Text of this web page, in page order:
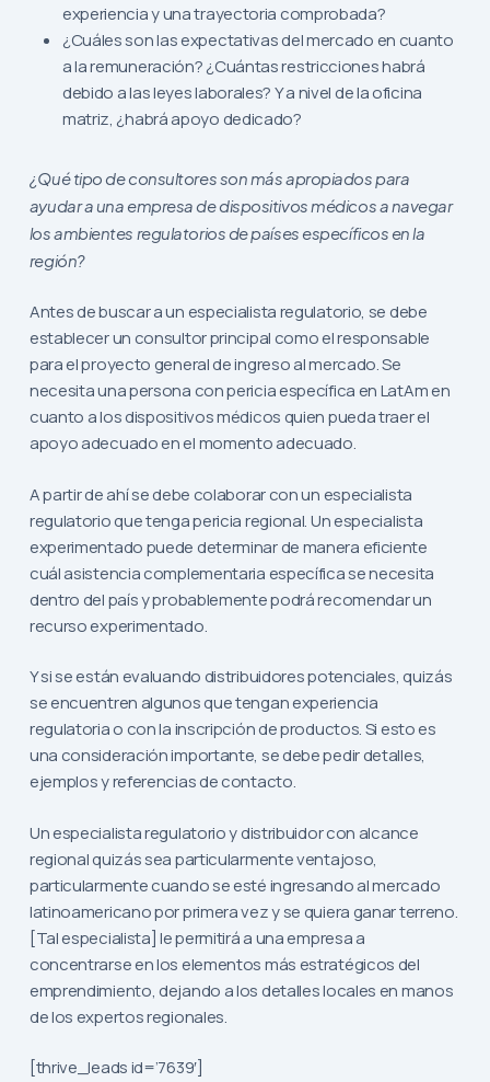
experiencia y una trayectoria comprobada?
¿Cuáles son las expectativas del mercado en cuanto
a la remuneración? ¿Cuántas restricciones habrá
debido a las leyes laborales? Y a nivel de la oficina
matriz, ¿habrá apoyo dedicado?
¿Qué tipo de consultores son más apropiados para
ayudar a una empresa de dispositivos médicos a navegar
los ambientes regulatorios de países específicos en la
región?
Antes de buscar a un especialista regulatorio, se debe
establecer un consultor principal como el responsable
para el proyecto general de ingreso al mercado. Se
necesita una persona con pericia específica en LatAm en
cuanto a los dispositivos médicos quien pueda traer el
apoyo adecuado en el momento adecuado.
A partir de ahí se debe colaborar con un especialista
regulatorio que tenga pericia regional. Un especialista
experimentado puede determinar de manera eficiente
cuál asistencia complementaria específica se necesita
dentro del país y probablemente podrá recomendar un
recurso experimentado.
Y si se están evaluando distribuidores potenciales, quizás
se encuentren algunos que tengan experiencia
regulatoria o con la inscripción de productos. Si esto es
una consideración importante, se debe pedir detalles,
ejemplos y referencias de contacto.
Un especialista regulatorio y distribuidor con alcance
regional quizás sea particularmente ventajoso,
particularmente cuando se esté ingresando al mercado
latinoamericano por primera vez y se quiera ganar terreno.
[Tal especialista] le permitirá a una empresa a
concentrarse en los elementos más estratégicos del
emprendimiento, dejando a los detalles locales en manos
de los expertos regionales.
[thrive_leads id=’7639′]